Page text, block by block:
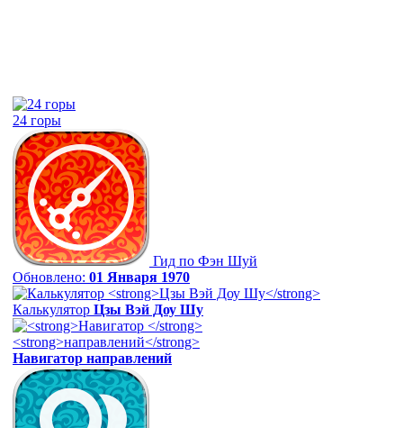
24 горы
Гид по Фэн Шуй
Обновлено: 01 Января 1970
Калькулятор Цзы Вэй Доу Шу
Навигатор направлений